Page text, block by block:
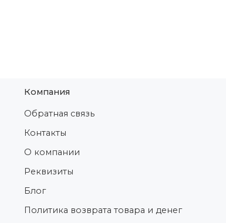
Компания
Обратная связь
Контакты
О компании
Реквизиты
Блог
Политика возврата товара и денег